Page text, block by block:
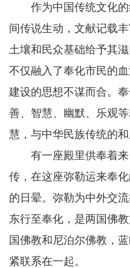
作为中国传统文化的
间传说生动，文献记载
土壤和民众基础给予其
不仅融入了奉化市民的
建设的思想不谋而合。
善、智慧、幽默、乐观
慧，与中华民族传统的和
有一座殿里供奉着来
传，在这座弥勒运来奉
的日晕。弥勒为中外交
东行至奉化，是两国佛
国佛教和尼泊尔佛教，
紧联系在一起。